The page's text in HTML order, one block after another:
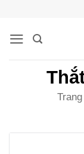
nội
dung